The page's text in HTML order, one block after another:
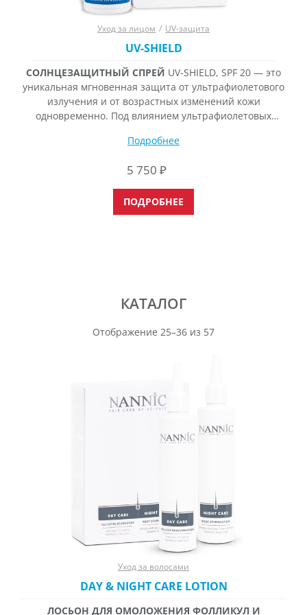
Уход за лицом / UV-защита
UV-SHIELD
СОЛНЦЕЗАЩИТНЫЙ СПРЕЙ UV-SHIELD, SPF 20 — это
уникальная мгновенная защита от ультрафиолетового
излучения и от возрастных изменений кожи
одновременно. Под влиянием ультрафиолетовых
активизируется выработка ферментов, разрушающих
может привести к необратимым изменениям
(мутациям) в клетке, повышается образование
свободных радикалов. Все эти внутриклеточные
процессы приводят к
Подробнее
5 750 ₽
ПОДРОБНЕЕ
КАТАЛОГ
Отображение 25–36 из 57
Уход за волосами
DAY & NIGHT CARE LOTION
ЛОСЬОН ДЛЯ ОМОЛОЖЕНИЯ ФОЛЛИКУЛ И